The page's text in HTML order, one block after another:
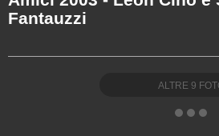
Fantauzzi
ALTRE 9